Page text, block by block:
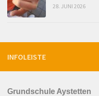
28. JUNI 2026
INFOLEISTE
Grundschule Aystetten